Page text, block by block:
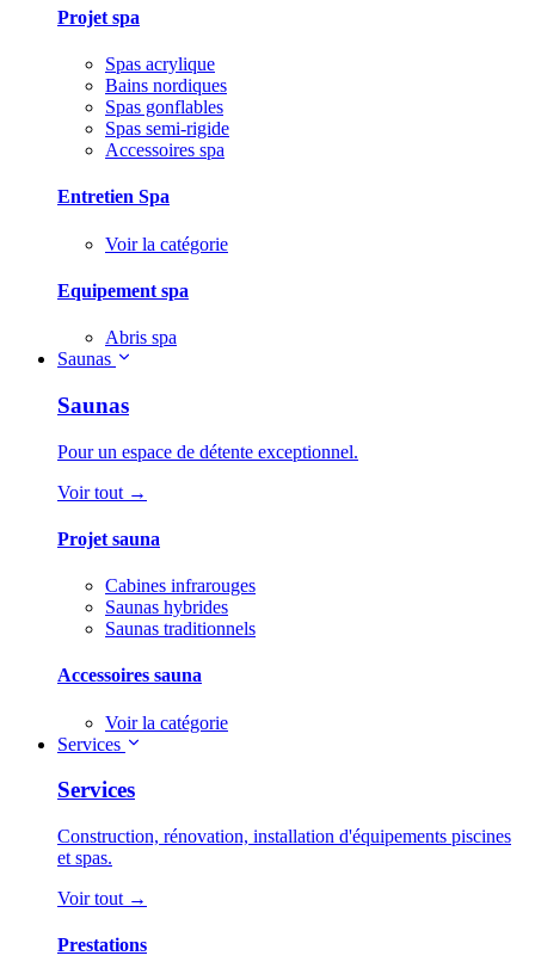
Projet spa
Spas acrylique
Bains nordiques
Spas gonflables
Spas semi-rigide
Accessoires spa
Entretien Spa
Voir la catégorie
Equipement spa
Abris spa
Saunas
Saunas
Pour un espace de détente exceptionnel.
Voir tout →
Projet sauna
Cabines infrarouges
Saunas hybrides
Saunas traditionnels
Accessoires sauna
Voir la catégorie
Services
Services
Construction, rénovation, installation d'équipements piscines
et spas.
Voir tout →
Prestations